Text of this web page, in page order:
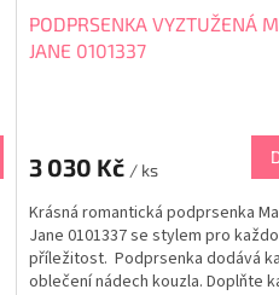
PODPRSENKA VYZTUŽENÁ
JANE 0101337
3 030 Kč / ks
Krásná romantická podprsenka
Jane 0101337 se stylem pro
příležitost. Podprsenka dodává
oblečení nádech kouzla. Doplňte